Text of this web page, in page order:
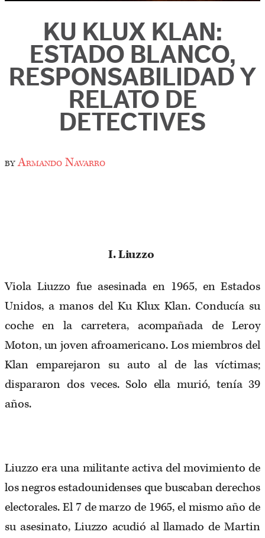
KU KLUX KLAN:
ESTADO BLANCO,
RESPONSABILIDAD Y
RELATO DE
DETECTIVES
byArmando Navarro
I. Liuzzo
Viola Liuzzo fue asesinada en 1965, en Estados
Unidos, a manos del Ku Klux Klan. Conducía su
coche en la carretera, acompañada de Leroy
Moton, un joven afroamericano. Los miembros del
Klan emparejaron su auto al de las víctimas;
dispararon dos veces. Solo ella murió, tenía 39
años.
Liuzzo era una militante activa del movimiento de
los negros estadounidenses que buscaban derechos
electorales. El 7 de marzo de 1965, el mismo año de
su asesinato, Liuzzo acudió al llamado de Martin